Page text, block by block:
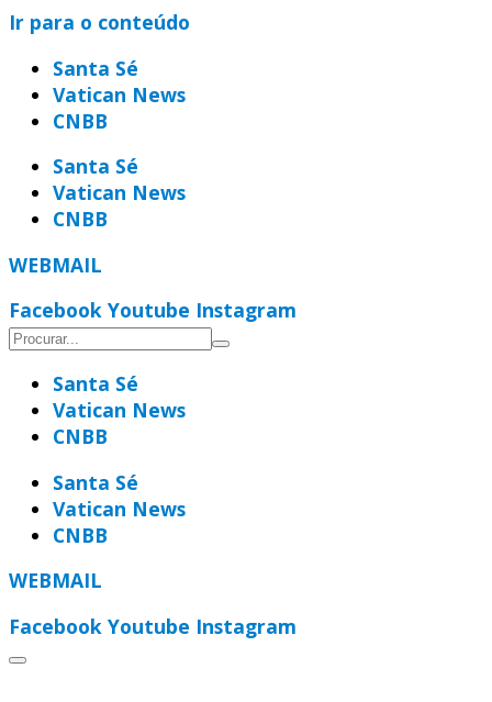
Ir para o conteúdo
Santa Sé
Vatican News
CNBB
Santa Sé
Vatican News
CNBB
WEBMAIL
Facebook Youtube Instagram
Santa Sé
Vatican News
CNBB
Santa Sé
Vatican News
CNBB
WEBMAIL
Facebook Youtube Instagram